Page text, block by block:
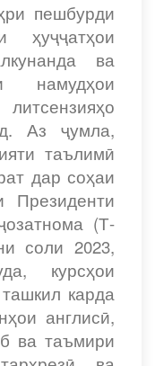
пешбурди
ҳуҷҷатҳои
ва
Аз ҷумла,
таълимӣ
дар соҳаи
(Т-
соли 2023,
курсҳои
карда
англисӣ,
ва таъмири